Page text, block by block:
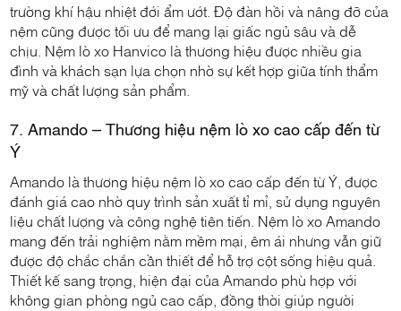
trường khí hậu nhiệt đới ẩm ướt. Độ đàn hồi và nâng đỡ của
nệm cũng được tối ưu để mang lại giấc ngủ sâu và dễ
chịu. Nệm lò xo Hanvico là thương hiệu được nhiều gia
đình và khách sạn lựa chọn nhờ sự kết hợp giữa tính thẩm
mỹ và chất lượng sản phẩm.
7. Amando – Thương hiệu nệm lò xo cao cấp đến từ
Ý
Amando là thương hiệu nệm lò xo cao cấp đến từ Ý, được
đánh giá cao nhờ quy trình sản xuất tỉ mỉ, sử dụng nguyên
liệu chất lượng và công nghệ tiên tiến. Nệm lò xo Amando
mang đến trải nghiệm nằm mềm mại, êm ái nhưng vẫn giữ
được độ chắc chắn cần thiết để hỗ trợ cột sống hiệu quả.
Thiết kế sang trọng, hiện đại của Amando phù hợp với
không gian phòng ngủ cao cấp, đồng thời giúp người